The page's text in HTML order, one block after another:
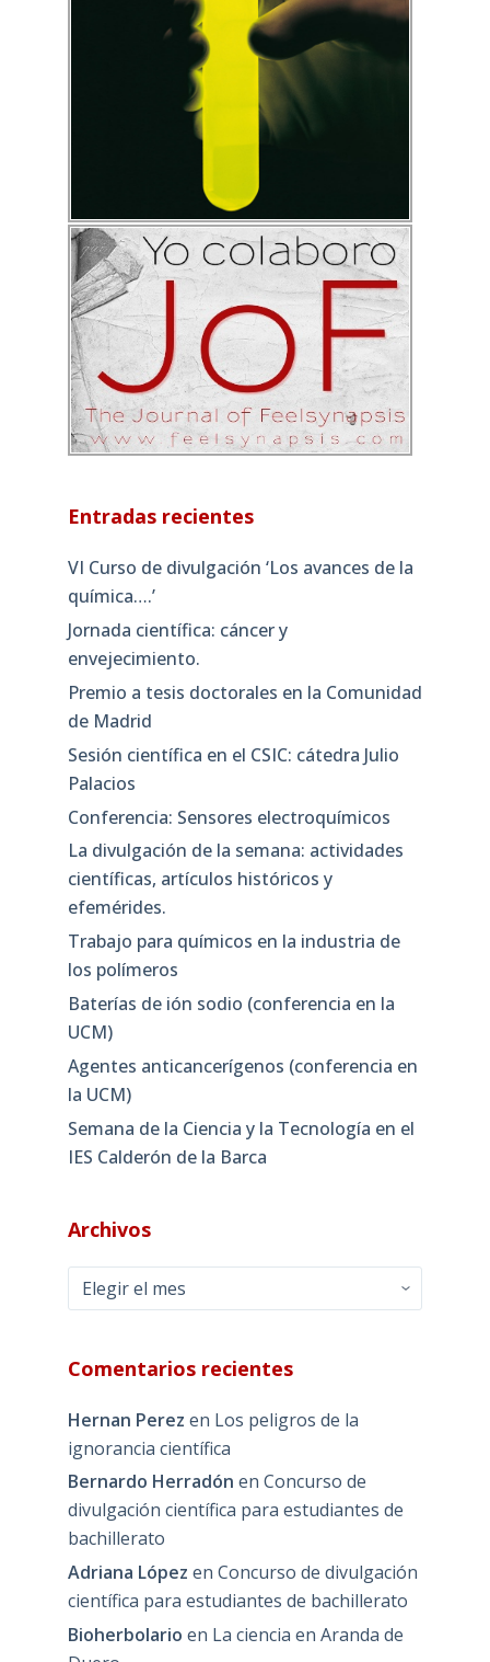
Entradas recientes
VI Curso de divulgación ‘Los avances de la
química….’
Jornada científica: cáncer y
envejecimiento.
Premio a tesis doctorales en la Comunidad
de Madrid
Sesión científica en el CSIC: cátedra Julio
Palacios
Conferencia: Sensores electroquímicos
La divulgación de la semana: actividades
científicas, artículos históricos y
efemérides.
Trabajo para químicos en la industria de
los polímeros
Baterías de ión sodio (conferencia en la
UCM)
Agentes anticancerígenos (conferencia en
la UCM)
Semana de la Ciencia y la Tecnología en el
IES Calderón de la Barca
Archivos
Archivos
Comentarios recientes
Hernan Perez en Los peligros de la
ignorancia científica
Bernardo Herradón en Concurso de
divulgación científica para estudiantes de
bachillerato
Adriana López en Concurso de divulgación
científica para estudiantes de bachillerato
Bioherbolario en La ciencia en Aranda de